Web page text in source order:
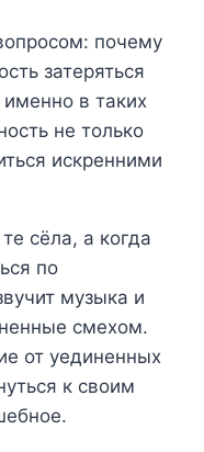
почему
затеряться
в таких
не только
искренними
сёла, а когда
по
музыка и
смехом.
от уединенных
к своим